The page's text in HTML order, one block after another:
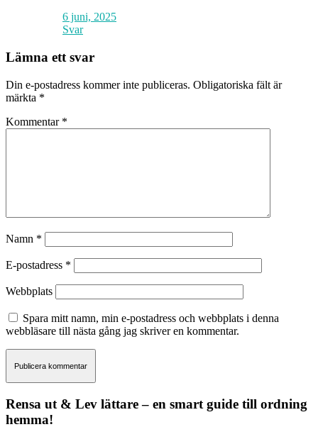
6 juni, 2025
Svar
Lämna ett svar
Din e-postadress kommer inte publiceras. Obligatoriska fält är
märkta *
Kommentar *
Namn *
E-postadress *
Webbplats
Spara mitt namn, min e-postadress och webbplats i denna
webbläsare till nästa gång jag skriver en kommentar.
Rensa ut & Lev lättare – en smart guide till ordning
hemma!